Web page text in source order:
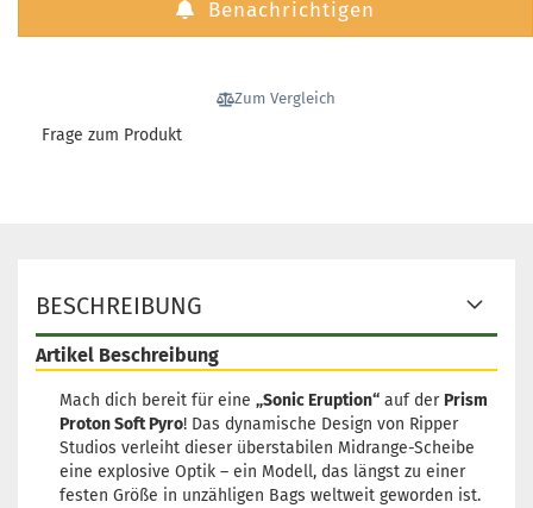
Gewicht:176g
Lieferzeit:2 - 3 Arbeitstage
26,90 €
Gewicht:
Farbton:
Lagerbestand:
Lieferzeit:2 - 3 Arbeitstage
26,90 €
Gewicht: 176g
Farbton:Lila/Violett
Lagerbestand: 1
Lieferzeit:2 - 3 Arbeitstage
26,90 €
Benachrichtigen
Zum Vergleich
Frage zum Produkt
BESCHREIBUNG
Artikel Beschreibung
Mach dich bereit für eine „Sonic Eruption“ auf der Prism
Proton Soft Pyro! Das dynamische Design von Ripper
Studios verleiht dieser überstabilen Midrange-Scheibe
eine explosive Optik – ein Modell, das längst zu einer
festen Größe in unzähligen Bags weltweit geworden ist.